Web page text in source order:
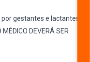
gestantes e lactantes.
DEVERÁ SER